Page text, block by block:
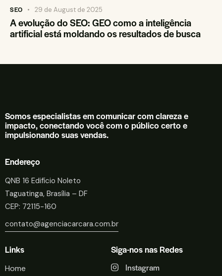
SEO 29 de August de 2025
A evolução do SEO: GEO como a inteligência
artificial está moldando os resultados de busca
Somos especialistas em comunicar com clareza e
impacto, conectando você com o público certo e
impulsionando suas vendas.
Endereço
QNB 16 Edifício Noleto
Taguatinga, Brasília – DF
CEP: 72115-160
contato@agenciacarcara.com.br
Links
Home
Siga-nos nas Redes
Instagram